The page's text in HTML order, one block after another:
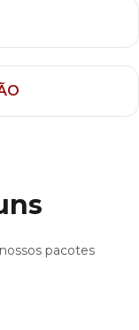
pacotes